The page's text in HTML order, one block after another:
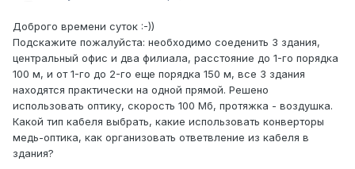
Доброго времени суток :-))
Подскажите пожалуйста: необходимо соеденить 3 здания,
центральный офис и два филиала, расстояние до 1-го порядка
100 м, и от 1-го до 2-го еще порядка 150 м, все 3 здания
находятся практически на одной прямой. Решено
использовать оптику, скорость 100 Мб, протяжка - воздушка.
Какой тип кабеля выбрать, какие использовать конверторы
медь-оптика, как организовать ответвление из кабеля в
здания?